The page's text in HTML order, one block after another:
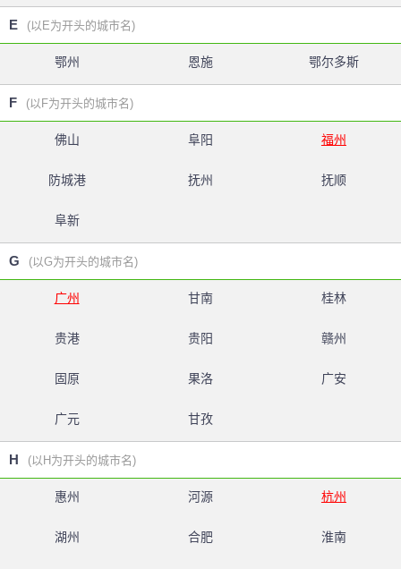
E (以E为开头的城市名)
鄂州 恩施 鄂尔多斯
F (以F为开头的城市名)
佛山 阜阳 福州
防城港 抚州 抚顺
阜新
G (以G为开头的城市名)
广州 甘南 桂林
贵港 贵阳 赣州
固原 果洛 广安
广元 甘孜
H (以H为开头的城市名)
惠州 河源 杭州
湖州 合肥 淮南